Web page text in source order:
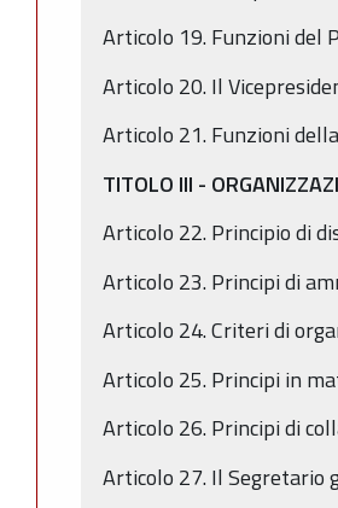
Articolo 19. Funzioni del
Articolo 20. Il
Articolo 21. Funzioni
TITOLO III -
Articolo 22. Principio di
Articolo 23. Principi di
Articolo 24. Criteri di
Articolo 25. Principi in
Articolo 26. Principi di
Articolo 27. Il Segretario